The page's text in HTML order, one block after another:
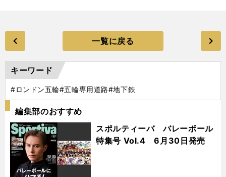
一覧に戻る
キーワード
#ロンドン五輪#五輪専用道路#地下鉄
編集部のおすすめ
スポルティーバ バレーボール
特集号 Vol.4 6月30日発売